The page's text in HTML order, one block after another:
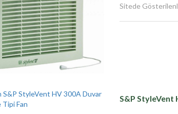
Sitede
S&P StyleVent